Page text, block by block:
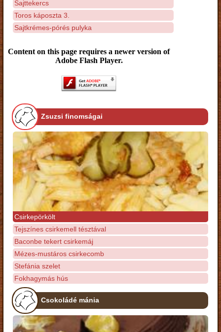
Sajttekercs
Toros káposzta 3.
Sajtkrémes-pórés pulyka
Content on this page requires a newer version of
Adobe Flash Player.
Zsuzsi finomságai
Csirkepörkölt
Tejszínes csirkemell tésztával
Baconbe tekert csirkemáj
Mézes-mustáros csirkecomb
Stefánia szelet
Fokhagymás hús
Csokoládé mánia